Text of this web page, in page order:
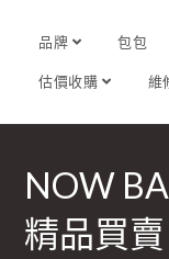
品牌 包包
估價收購 維
NOW
精品買